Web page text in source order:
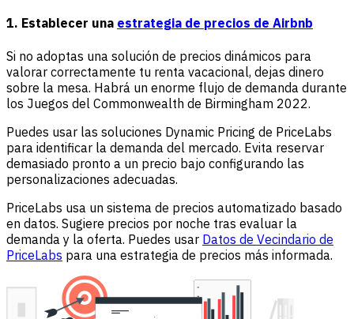
1. Establecer una estrategia de precios de Airbnb
Si no adoptas una solución de precios dinámicos para
valorar correctamente tu renta vacacional, dejas dinero
sobre la mesa. Habrá un enorme flujo de demanda durante
los Juegos del Commonwealth de Birmingham 2022.
Puedes usar las soluciones Dynamic Pricing de PriceLabs
para identificar la demanda del mercado. Evita reservar
demasiado pronto a un precio bajo configurando las
personalizaciones adecuadas.
PriceLabs usa un sistema de precios automatizado basado
en datos. Sugiere precios por noche tras evaluar la
demanda y la oferta. Puedes usar Datos de Vecindario de
PriceLabs para una estrategia de precios más informada.